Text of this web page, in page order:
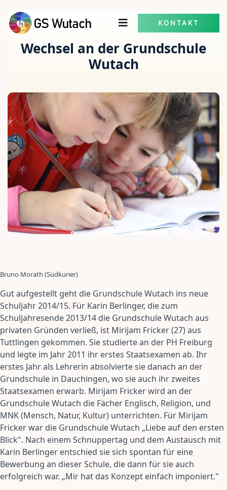
KONTAKT
Wechsel an der Grundschule
Wutach
Bruno Morath (Südkurier)
Gut aufgestellt geht die Grundschule Wutach ins neue
Schuljahr 2014/15. Für Karin Berlinger, die zum
Schuljahresende 2013/14 die Grundschule Wutach aus
privaten Gründen verließ, ist Mirijam Fricker (27) aus
Tuttlingen gekommen. Sie studierte an der PH Freiburg
und legte im Jahr 2011 ihr erstes Staatsexamen ab. Ihr
erstes Jahr als Lehrerin absolvierte sie danach an der
Grundschule in Dauchingen, wo sie auch ihr zweites
Staatsexamen erwarb. Mirijam Fricker wird an der
Grundschule Wutach die Fächer Englisch, Religion, und
MNK (Mensch, Natur, Kultur) unterrichten. Für Mirijam
Fricker war die Grundschule Wutach „Liebe auf den ersten
Blick". Nach einem Schnuppertag und dem Austausch mit
Karin Berlinger entschied sie sich spontan für eine
Bewerbung an dieser Schule, die dann für sie auch
erfolgreich war. „Mir hat das Konzept einfach imponiert."